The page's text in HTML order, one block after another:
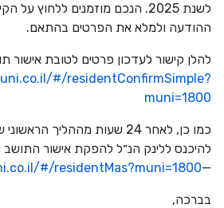
לשנת 2025. הנכם מוזמנים ללחוץ
ההודעה ולמלא את הפרטים בהתאם.
להלן קישור לעדכון פרטים לטובת אישור
#/residentConfirmSimple?
muni=1800
כמו כן, לאחר 24 שעות מההליך
להיכנס ללינק הנ״ל להפקת אישור התושב
—
#/residentMas?muni=1800
בברכה,